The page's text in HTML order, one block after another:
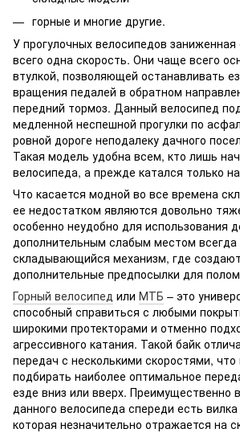
горные и многие другие.
У прогулочных велосипедов
всего одна скорость. Они чаще всего
втулкой, позволяющей останавливать
вращения педалей в обратном
передний тормоз. Данный велосипед
медленной неспешной прогулки по
ровной дороге неподалеку дачного
Такая модель удобна всем, кто лишь
велосипеда, а прежде катался только на
Что касается модной во все времена
ее недостатком являются довольно
особенно неудобно для использования
дополнительным слабым местом всегда
складывающийся механизм, где
дополнительные предпосылки для
Горный велосипед или МТБ – это
способный справиться с любыми
широкими протекторами и отменно
агрессивного катания. Такой байк
передач с несколькими скоростями, что
подбирать наиболее оптимальное
езде вниз или вверх. Преимущественно
данного велосипеда спереди есть
которая незначительно отражается на